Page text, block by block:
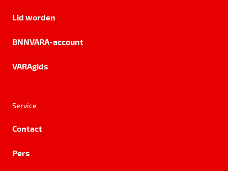
Lid worden
BNNVARA-account
VARAgids
Service
Contact
Pers